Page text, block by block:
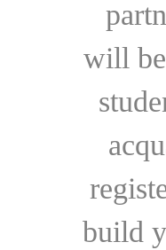
will
build